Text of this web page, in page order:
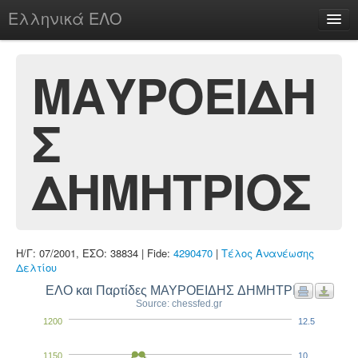
Ελληνικά ΕΛΟ
chesstu.be @ discord
Login
ΜΑΥΡΟΕΙΔΗ
Σ
ΔΗΜΗΤΡΙΟΣ
Η/Γ: 07/2001, ΕΣΟ: 38834 | Fide: 4290470 | Τέλος Ανανέωσης
Δελτίου
ΕΛΟ και Παρτίδες ΜΑΥΡΟΕΙΔΗΣ ΔΗΜΗΤΡΙΟΣ
Source: chessfed.gr
1150
1200
10
12.5